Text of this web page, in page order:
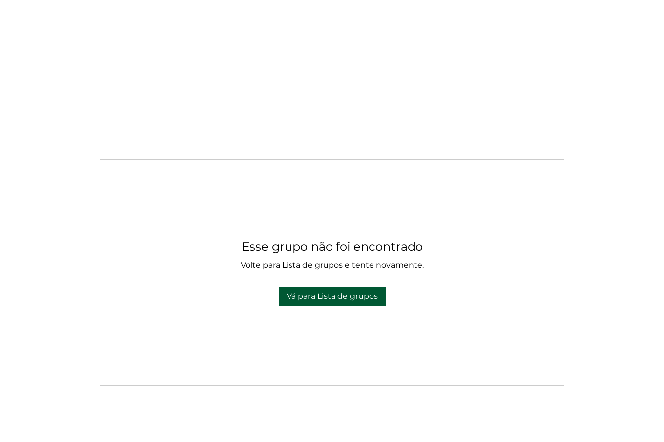
Esse grupo não foi encontrado
Volte para Lista de grupos e tente novamente.
Vá para Lista de grupos